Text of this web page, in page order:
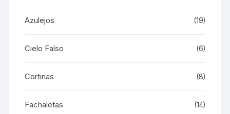
Azulejos (19)
Cielo Falso (6)
Cortinas (8)
Fachaletas (14)